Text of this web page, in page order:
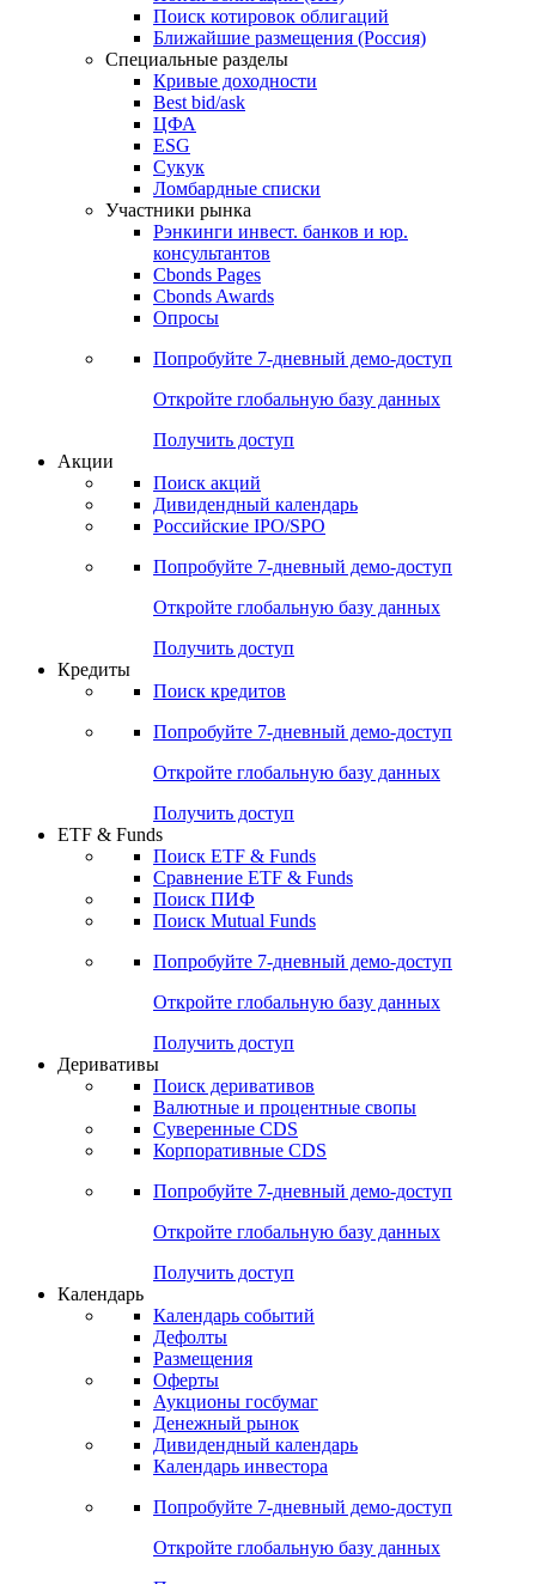
Облигации
Поиски
Поиск облигаций & Карты рынка
Поиск облигаций (ИИ)
Поиск котировок облигаций
Ближайшие размещения (Россия)
Специальные разделы
Кривые доходности
Best bid/ask
ЦФА
ESG
Сукук
Ломбардные списки
Участники рынка
Рэнкинги инвест. банков и юр.
Cbonds Pages
Опросы
Попробуйте7-дневный
Откройте глобальную базу данных
Получить доступ
Поиск акций
Российские IPO/SPO
Попробуйте7-дневный
Откройте глобальную базу данных
Получить доступ
Поиск кредитов
Попробуйте7-дневный
Откройте глобальную базу данных
Получить доступ
ETF & Funds
Сравнение ETF & Funds
Поиск Mutual Funds
Попробуйте7-дневный
Откройте глобальную базу данных
Получить доступ
Деривативы
Валютные и процентные свопы
Корпоративные CDS
Попробуйте7-дневный
Откройте глобальную базу данных
Получить доступ
Календарь
Календарь событий
Дефолты
Размещения
Оферты
Денежный рынок
Календарь инвестора